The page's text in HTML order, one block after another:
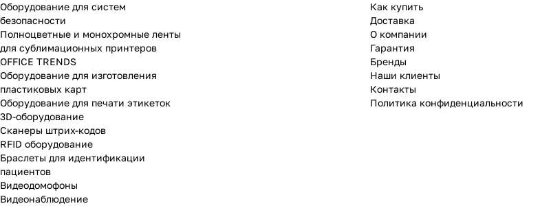
Оборудование для систем
безопасности
Полноцветные и монохромные ленты
для сублимационных принтеров
OFFICE TRENDS
Оборудование для изготовления
пластиковых карт
Оборудование для печати этикеток
3D-оборудование
Cканеры штрих-кодов
RFID оборудование
Браслеты для идентификации
пациентов
Видеодомофоны
Видеонаблюдение
Как купить
Доставка
О компании
Гарантия
Бренды
Наши клиенты
Контакты
Политика конфиденциальности